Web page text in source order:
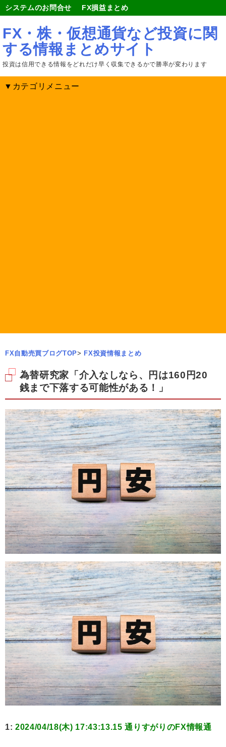
システムのお問合せ FX損益まとめ
FX・株・仮想通貨など投資に関
する情報まとめサイト
投資は信用できる情報をどれだけ早く収集できるかで勝率が変わります
▼カテゴリメニュー
FX自動売買ブログTOP> FX投資情報まとめ
為替研究家「介入なしなら、円は160円20
銭まで下落する可能性がある！」
1: 2024/04/18(木) 17:43:13.15 通りすがりのFX情報通